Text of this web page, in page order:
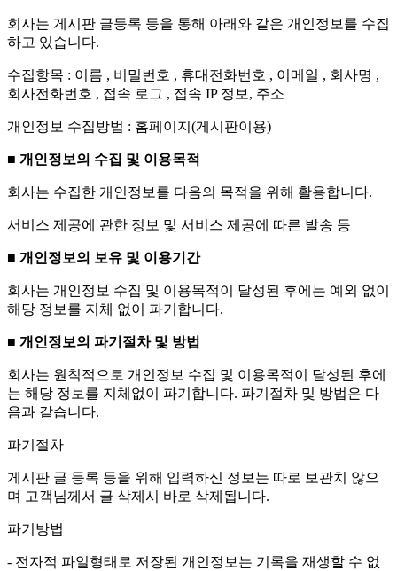
회사는 게시판 글등록 등을 통해 아래와 같은 개인정보를 수집
하고 있습니다.
수집항목 : 이름 , 비밀번호 , 휴대전화번호 , 이메일 , 회사명 ,
회사전화번호 , 접속 로그 , 접속 IP 정보, 주소
개인정보 수집방법 : 홈페이지(게시판이용)
■ 개인정보의 수집 및 이용목적
회사는 수집한 개인정보를 다음의 목적을 위해 활용합니다.
서비스 제공에 관한 정보 및 서비스 제공에 따른 발송 등
■ 개인정보의 보유 및 이용기간
회사는 개인정보 수집 및 이용목적이 달성된 후에는 예외 없이
해당 정보를 지체 없이 파기합니다.
■ 개인정보의 파기절차 및 방법
회사는 원칙적으로 개인정보 수집 및 이용목적이 달성된 후에
는 해당 정보를 지체없이 파기합니다. 파기절차 및 방법은 다
음과 같습니다.
파기절차
게시판 글 등록 등을 위해 입력하신 정보는 따로 보관치 않으
며 고객님께서 글 삭제시 바로 삭제됩니다.
파기방법
- 전자적 파일형태로 저장된 개인정보는 기록을 재생할 수 없